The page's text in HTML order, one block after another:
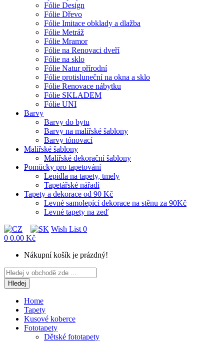
Fólie Design
Fólie Dřevo
Fólie Imitace obklady a dlažba
Fólie Metráž
Fólie Mramor
Fólie na Renovaci dveří
Fólie na sklo
Fólie Natur přírodní
Fólie protisluneční na okna a sklo
Fólie Renovace nábytku
Fólie SKLADEM
Fólie UNI
Barvy
Barvy do bytu
Barvy na malířské šablony
Barvy tónovací
Malířské šablony
Malířské dekorační šablony
Pomůcky pro tapetování
Lepidla na tapety, tmely
Tapetářské nářadí
Tapety a dekorace od 90 Kč
Levné samolepící dekorace na stěnu za 90Kč
Levné tapety na zeď
Wish List 0
0 0.00 Kč
Nákupní košík je prázdný!
Hledej
Home
Tapety
Kusové koberce
Fototapety
Dětské fototapety